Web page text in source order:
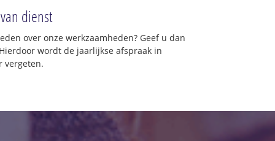
dienst
over onze werkzaamheden? Geef u dan
wordt de jaarlijkse afspraak in
vergeten.